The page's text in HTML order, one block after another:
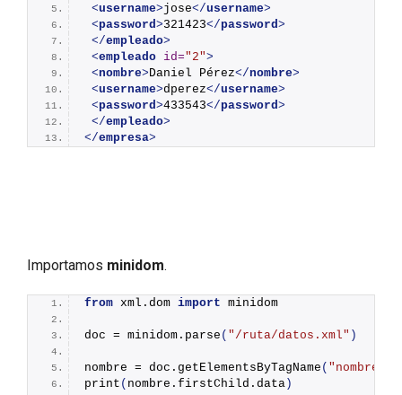
<username>jose</username>
<password>321423</password>
</empleado>
<empleado id="2">
<nombre>Daniel Pérez</nombre>
<username>dperez</username>
<password>433543</password>
</empleado>
</empresa>
Importamos minidom.
from xml.dom import minidom
doc = minidom. parse ( "/ruta/datos.xml" )
nombre = doc. getElementsByTagName ( "nombre"
print ( nombre.firstChild.data )